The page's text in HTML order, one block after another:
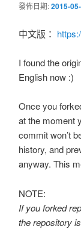
發佈日期:2015-
中文版：
I found the
English now :)
Once you
at the moment
commit won’t
history, and
anyway. This
NOTE:
If you forked
the repository